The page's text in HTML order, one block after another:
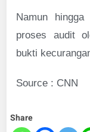
Namun
proses audit
bukti
Source : CNN
Share